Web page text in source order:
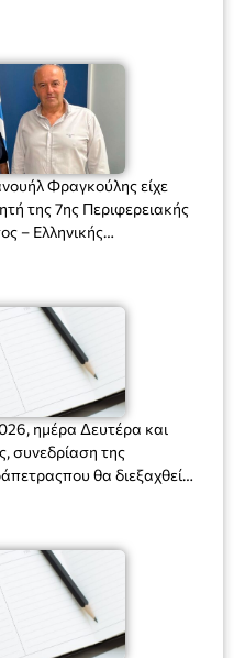
Χαΐτα.
Φραγκούλης είχε
της 7ης Περιφερειακής
– Ελληνικής
Λ.Σ. κ. Ιωάννη
ημέρα Δευτέρα και
συνεδρίαση της
θα διεξαχθεί
31 στην αίθουσα
θέματα: